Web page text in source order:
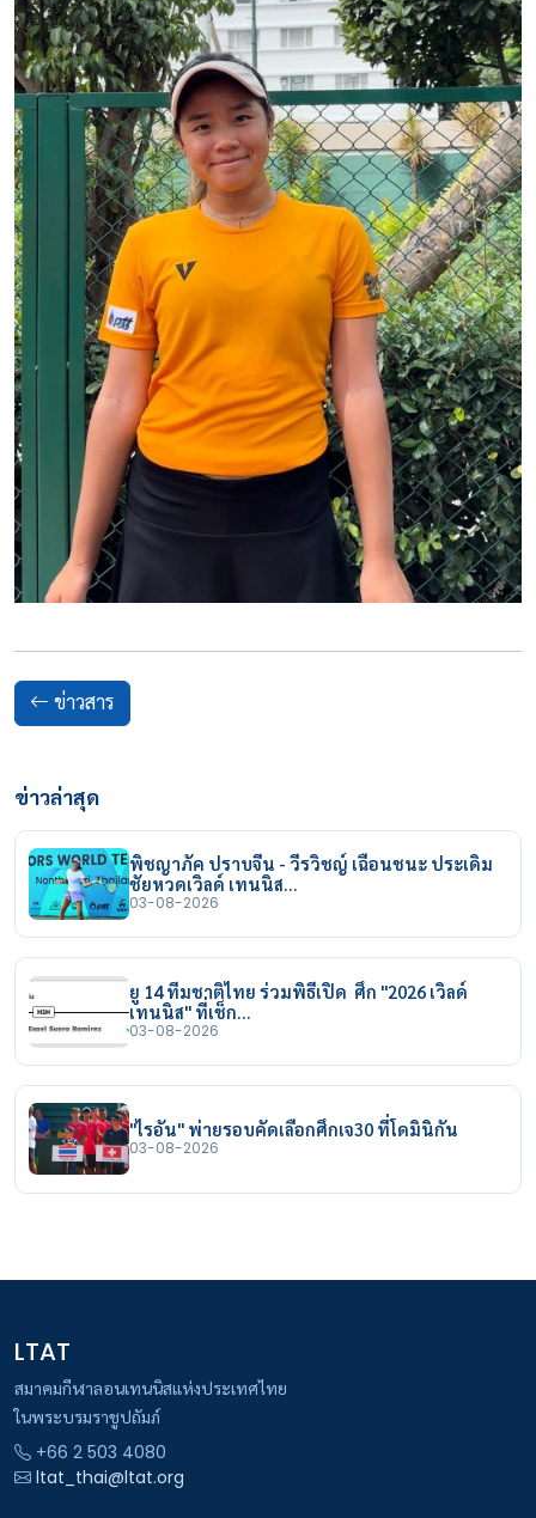
ข่าวสาร
ข่าวล่าสุด
พิชญาภัค ปราบจีน - วีรวิชญ์ เฉือนชนะ ประเดิม
ชัยหวดเวิลด์ เทนนิส…
03-08-2026
ยู 14 ทีมชาติไทย ร่วมพิธีเปิด ศึก "2026 เวิลด์
เทนนิส" ที่เช็ก…
03-08-2026
"ไรอัน" พ่ายรอบคัดเลือกศึกเจ30 ที่โดมินิกัน
03-08-2026
LTAT
สมาคมกีฬาลอนเทนนิสแห่งประเทศไทย
ในพระบรมราชูปถัมภ์
+66 2 503 4080
ltat_thai@ltat.org